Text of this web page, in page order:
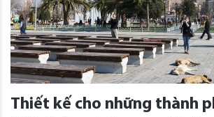
Thiết kế cho những thành